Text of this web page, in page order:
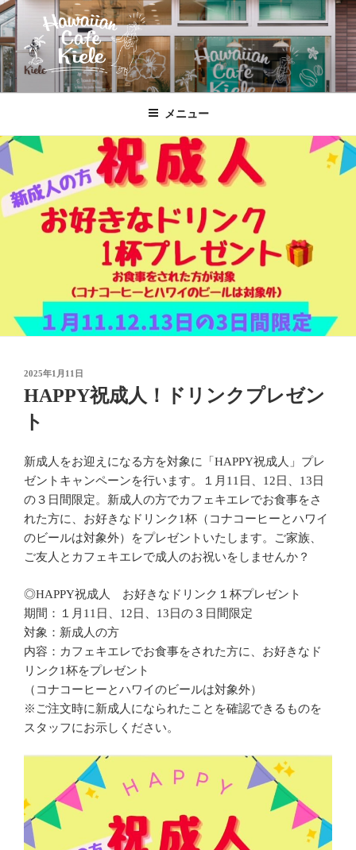
コ
ン
テ
ン
ツ
キ
ッ
プ
HAWAIIAN CAFE KIELE
北本駅東口、徒歩２分のハワイ!!
メニュー
投
稿
日:
2025年1月11日
HAPPY祝成人！ドリンクプレゼン
ト
新成人をお迎えになる方を対象に「HAPPY祝成人」プレ
ゼントキャンペーンを行います。１月11日、12日、13日
の３日間限定。新成人の方でカフェキエレでお食事をさ
れた方に、お好きなドリンク1杯（コナコーヒーとハワイ
のビールは対象外）をプレゼントいたします。ご家族、
ご友人とカフェキエレで成人のお祝いをしませんか？
◎HAPPY祝成人 お好きなドリンク１杯プレゼント
期間：１月11日、12日、13日の３日間限定
対象：新成人の方
内容：カフェキエレでお食事をされた方に、お好きなド
リンク1杯をプレゼント
（コナコーヒーとハワイのビールは対象外）
※ご注文時に新成人になられたことを確認できるものを
スタッフにお示しください。